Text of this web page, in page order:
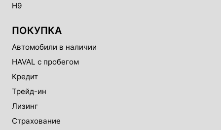
H9
ПОКУПКА
Автомобили в наличии
HAVAL с пробегом
Кредит
Трейд-ин
Лизинг
Страхование